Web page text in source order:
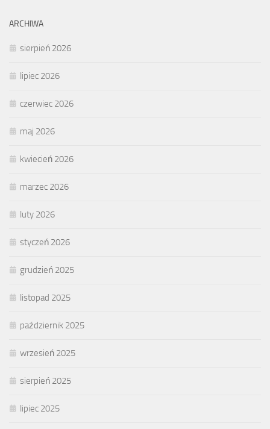
ARCHIWA
sierpień 2026
lipiec 2026
czerwiec 2026
maj 2026
kwiecień 2026
marzec 2026
luty 2026
styczeń 2026
grudzień 2025
listopad 2025
październik 2025
wrzesień 2025
sierpień 2025
lipiec 2025